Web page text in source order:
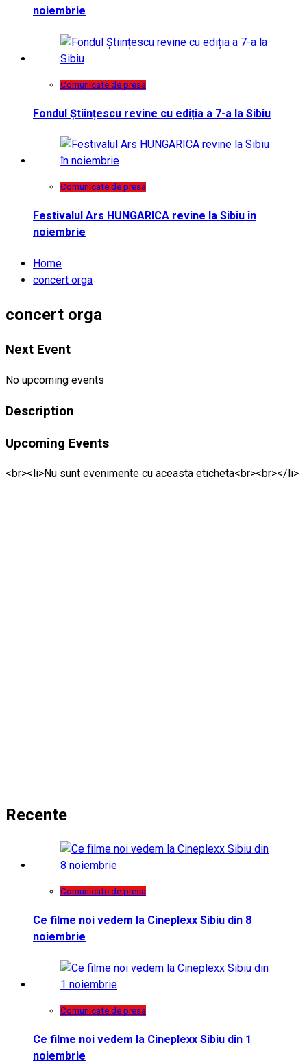
noiembrie
Comunicate de presa
Fondul Științescu revine cu ediția a 7-a la Sibiu
Comunicate de presa
Festivalul Ars HUNGARICA revine la Sibiu în
noiembrie
Home
concert orga
concert orga
Next Event
No upcoming events
Description
Upcoming Events
<br><li>Nu sunt evenimente cu aceasta eticheta<br><br></li>
Recente
Comunicate de presa
Ce filme noi vedem la Cineplexx Sibiu din 8
noiembrie
Comunicate de presa
Ce filme noi vedem la Cineplexx Sibiu din 1
noiembrie